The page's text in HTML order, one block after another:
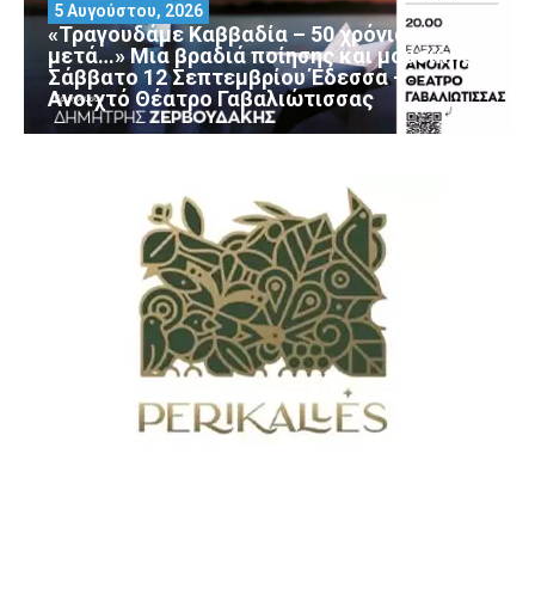
«Τραγουδάμε Καββαδία – 50 χρόνια
μετά…» Μια βραδιά ποίησης και μουσικής
Σάββατο 12 Σεπτεμβρίου Έδεσσα –
Ανοιχτό Θέατρο Γαβαλιώτισσας
5 Αυγούστου, 2026